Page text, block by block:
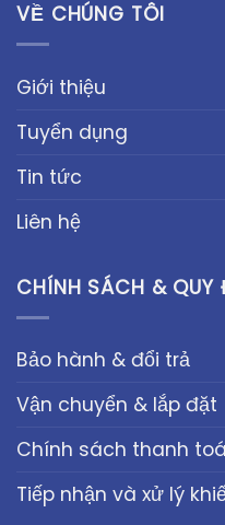
VỀ CHÚNG TÔI
Giới thiệu
Tuyển dụng
Tin tức
Liên hệ
CHÍNH SÁCH & QUY
Bảo hành & đổi trả
Vận chuyển & lắp đặt
Chính sách thanh
Tiếp nhận và xử lý